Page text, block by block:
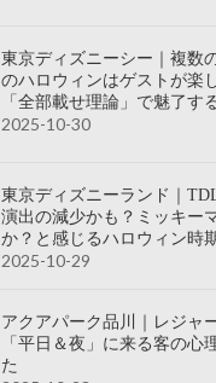
東京ディズニーシー｜複数
のハロウィンはゲストが楽
「全部載せ理論」で魅了す
2025-10-30
東京ディズニーランド｜
演出の減少かも？ミッキー
か？と感じるハロウィン時
2025-10-29
アクアパーク品川｜レジャ
「平日＆夜」に来る客の心
た